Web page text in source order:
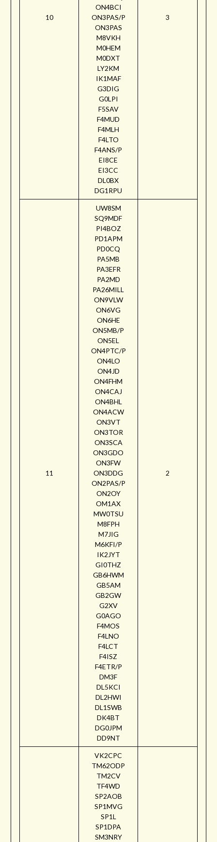
10
ON4BCI
ON3PAS/P
ON3PAS
M8VKH
M0HEM
M0DXT
LY2KM
IK1MAF
G3DIG
G0LPI
F5SAV
F4MUD
F4MLH
F4LTO
F4ANS/P
EI8CE
EI3CC
DL0BX
DG1RPU
3
11
UW8SM
SQ9MDF
PI4BOZ
PD1APM
PD0CQ
PA5MB
PA3EFR
PA2MD
PA26MILL
ON9VLW
ON6VG
ON6HE
ON5MB/P
ON5EL
ON4PTC/P
ON4LO
ON4JD
ON4FHM
ON4CAJ
ON4BHL
ON4ACW
ON3VT
ON3TOR
ON3SCA
ON3GDO
ON3FW
ON3DDG
ON2PAS/P
ON2OY
OM1AX
MW0TSU
M8FPH
M7JIG
M6KFI/P
IK2JYT
GI0THZ
GB6HWM
GB5AM
GB2GW
G2XV
G0AGO
F4MOS
F4LNO
F4LCT
F4ISZ
F4ETR/P
DM3F
DL5KCI
DL2HWI
DL1SWB
DK4BT
DG0JPM
DD9NT
2
VK2CPC
TM62ODP
TM2CV
TF4WD
SP2AOB
SP1MVG
SP1L
SP1DPA
SM3NRY